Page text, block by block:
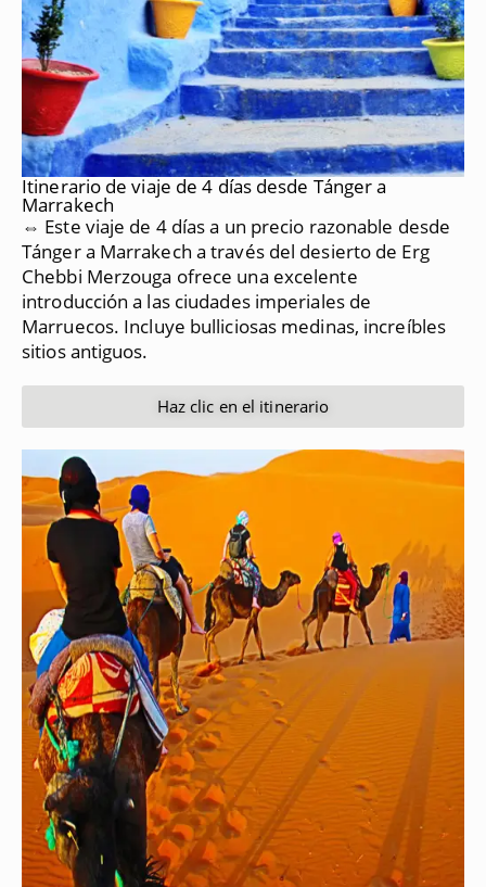
Itinerario de viaje de 4 días desde Tánger a
Marrakech
⇔ Este viaje de 4 días a un precio razonable desde
Tánger a Marrakech a través del desierto de Erg
Chebbi Merzouga ofrece una excelente
introducción a las ciudades imperiales de
Marruecos. Incluye bulliciosas medinas, increíbles
sitios antiguos.
Haz clic en el itinerario